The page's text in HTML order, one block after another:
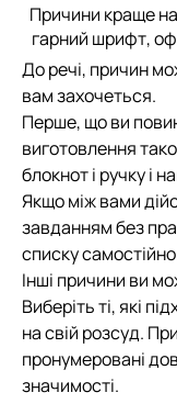
Причини краще
гарний шрифт,
До речі, причин
вам захочеться.
Перше, що ви
виготовлення
блокнот і ручку і
Якщо між вами
завданням без
списку
Інші причини ви
Виберіть ті, які
на свій розсуд.
пронумеровані
значимості.